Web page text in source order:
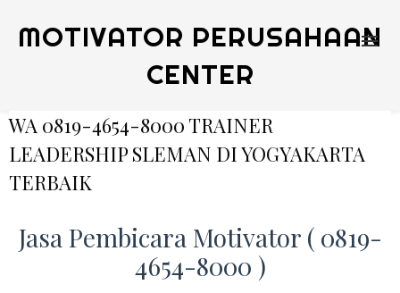
MOTIVATOR PERUSAHAAN
CENTER
WA 0819-4654-8000 TRAINER
LEADERSHIP SLEMAN DI YOGYAKARTA
TERBAIK
Jasa Pembicara Motivator ( 0819-
4654-8000 )